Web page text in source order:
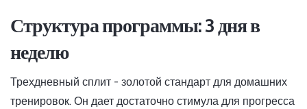
Структура программы: 3 дня в
неделю
Трехдневный сплит - золотой стандарт для домашних
тренировок. Он дает достаточно стимула для прогресса